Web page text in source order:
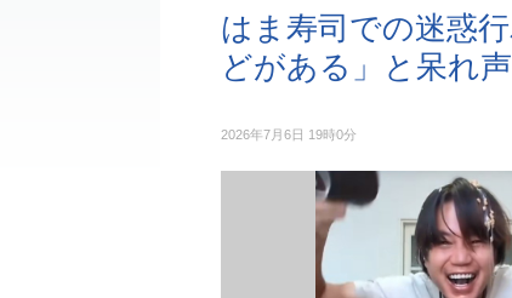
はま寿司での迷惑
どがある」と呆れ声
2026年7月6日 19時0分